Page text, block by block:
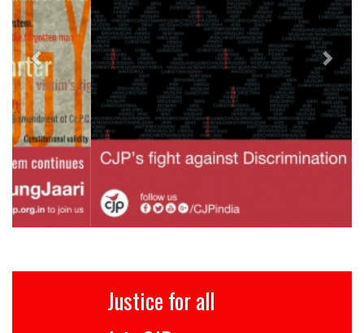
Justice for all